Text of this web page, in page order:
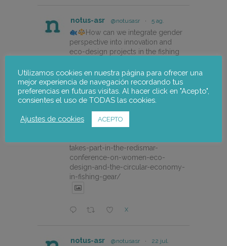
notus-asr @notusasr · 5 ag.
How can we integrate gender
perspective into innovation and
eco-design projects in the fishing
Our colleague Lorena Pajares, from
@NOTUSasr , adressed this
cuestion during the REDISMAR
by @CEPESCA
takes-part-in-the-redismar-
conference-on-women-eco-
design-and-the-circular-economy-
in-fishing-gear/
X
notus-asr @notusasr · 22 jul.
Utilizamos cookies en nuestra página para ofrecer una
mejor experiencia de navegación recordando tus
preferencias en futuras visitas. Al hacer click en "Acepto",
consientes el uso de TODAS las cookies.
Ajustes de cookies ACEPTO